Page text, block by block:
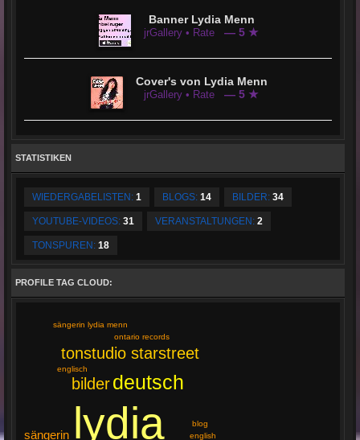
Banner Lydia Menn
jrGallery • Rate — 5 ★
Cover's von Lydia Menn
jrGallery • Rate — 5 ★
STATISTIKEN
WIEDERGABELISTEN: 1 BLOGS: 14 BILDER: 34
YOUTUBE-VIDEOS: 31 VERANSTALTUNGEN: 2
TONSPUREN: 18
PROFILE TAG CLOUD:
lydia
deutsch
tonstudio starstreet
bilder
sängerin
sängerin lydia menn
blog
ontario records
english
englisch